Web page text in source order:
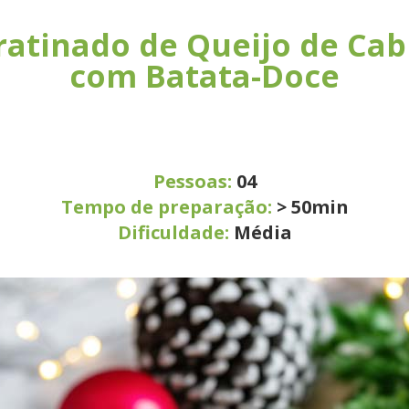
de Queijo de
com Batata-Doce
Pessoas: 04
Tempo de preparação: > 50min
Dificuldade: Média